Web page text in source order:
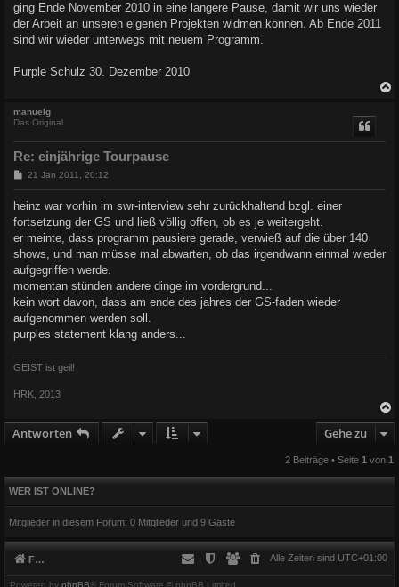
ging Ende November 2010 in eine längere Pause, damit wir uns wieder
der Arbeit an unseren eigenen Projekten widmen können. Ab Ende 2011
sind wir wieder unterwegs mit neuem Programm.
Purple Schulz 30. Dezember 2010
manuelg
Das Original
Re: einjährige Tourpause
B
t
r
g
21 Jan 2011, 20:12
heinz war vorhin im swr-interview sehr zurückhaltend bzgl. einer
fortsetzung der GS und ließ völlig offen, ob es je weitergeht.
er meinte, dass programm pausiere gerade, verwieß auf die über 140
shows, und man müsse mal abwarten, ob das irgendwann einmal wieder
aufgegriffen werde.
momentan stünden andere dinge im vordergrund...
kein wort davon, dass am ende des jahres der GS-faden wieder
aufgenommen werden soll.
purples statement klang anders...
GEIST ist geil!
HRK, 2013
e
Antworten Gehe zu
2 Beiträge • Seite 1 von 1
WER IST ONLINE?
Mitglieder in diesem Forum: 0 Mitglieder und 9 Gäste
Foren-Übersicht Alle Zeiten sind UTC+01:00
Powered by phpBB® Forum Software © phpBB Limited